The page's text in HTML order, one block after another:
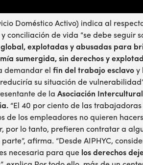
Doméstico Activo) indica al
conciliación de vida “se debe seguir
explotadas y abusadas para
sumergida, sin derechos y
demandar el fin del trabajo esclavoy
su situación de
de la Asociación
“El 40 por ciento de las
de los empleadores no quieren
por lo tanto, prefieren contratar a
afirma. “Desde AIPHYC,
necesaria para que los derechos